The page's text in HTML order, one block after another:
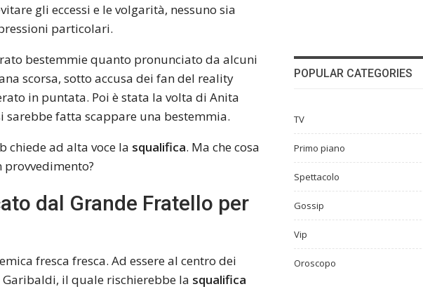
gli eccessi e le volgarità, nessuno sia
particolari.
bestemmie quanto pronunciato da alcuni
scorsa, sotto accusa dei fan del reality
in puntata. Poi è stata la volta di Anita
sarebbe fatta scappare una bestemmia.
chiede ad alta voce la squalifica. Ma che cosa
dal Grande Fratello per
fresca fresca. Ad essere al centro dei
il quale rischierebbe la squalifica
POPULAR CATEGORIES
TV
Primo piano
Spettacolo
Gossip
Vip
Oroscopo